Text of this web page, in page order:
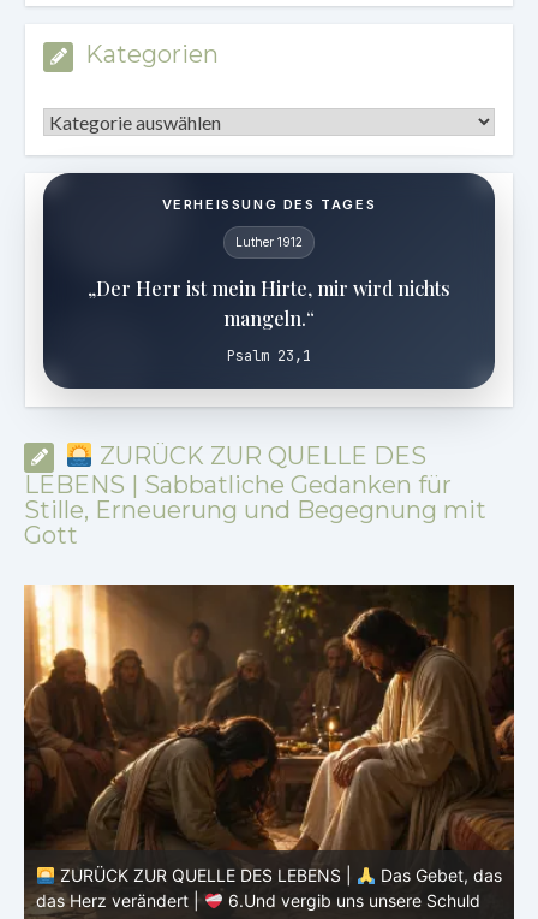
Kategorien
Kategorien
VERHEISSUNG DES TAGES
Luther 1912
„Der Herr ist mein Hirte, mir wird nichts
mangeln.“
Psalm 23,1
ZURÜCK ZUR QUELLE DES
LEBENS | Sabbatliche Gedanken für
Stille, Erneuerung und Begegnung mit
Gott
ZURÜCK ZUR QUELLE DES LEBENS |
Das Gebet, das
das Herz verändert |
6.Und vergib uns unsere Schuld